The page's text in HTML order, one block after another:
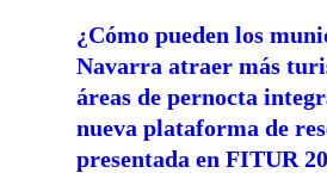
¿Cómo pueden los
Navarra atraer más
áreas de pernocta
nueva plataforma de
presentada en FITUR